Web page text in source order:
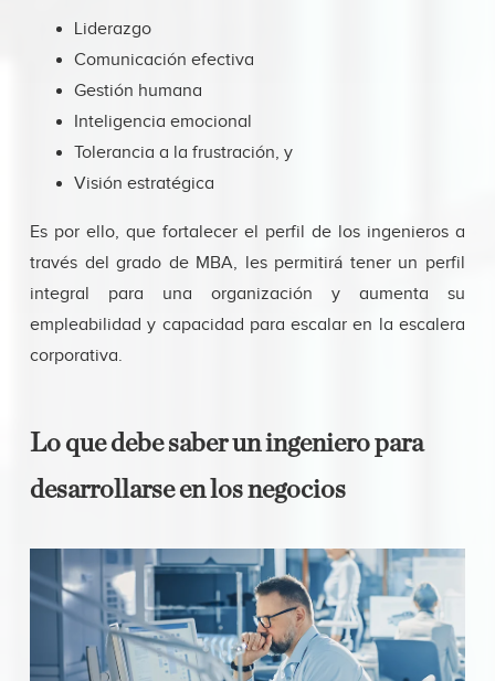
Liderazgo
Comunicación efectiva
Gestión humana
Inteligencia emocional
Tolerancia a la frustración, y
Visión estratégica
Es por ello, que fortalecer el perfil de los ingenieros a
través del grado de MBA, les permitirá tener un perfil
integral para una organización y aumenta su
empleabilidad y capacidad para escalar en la escalera
corporativa.
Lo que debe saber un ingeniero para
desarrollarse en los negocios